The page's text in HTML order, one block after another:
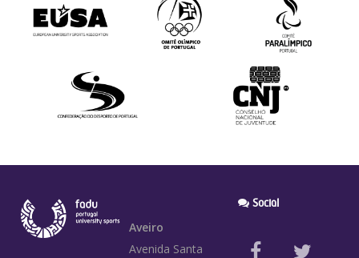
Aveiro
Avenida Santa
Social